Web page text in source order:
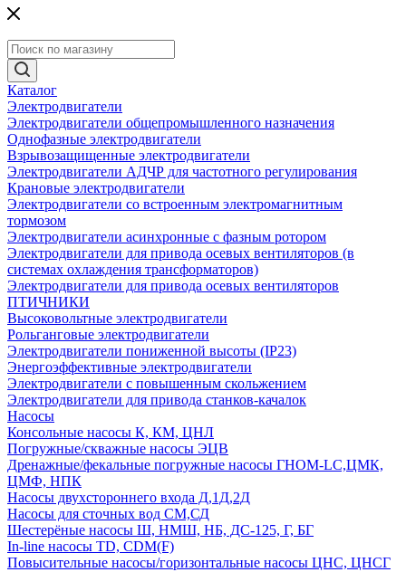
Каталог
Электродвигатели
Электродвигатели общепромышленного назначения
Однофазные электродвигатели
Взрывозащищенные электродвигатели
Электродвигатели АДЧР для частотного регулирования
Крановые электродвигатели
Электродвигатели со встроенным электромагнитным
тормозом
Электродвигатели асинхронные с фазным ротором
Электродвигатели для привода осевых вентиляторов (в
системах охлаждения трансформаторов)
Электродвигатели для привода осевых вентиляторов
ПТИЧНИКИ
Высоковольтные электродвигатели
Рольганговые электродвигатели
Электродвигатели пониженной высоты (IP23)
Энергоэффективные электродвигатели
Электродвигатели с повышенным скольжением
Электродвигатели для привода станков-качалок
Насосы
Консольные насосы К, КМ, ЦНЛ
Погружные/скважные насосы ЭЦВ
Дренажные/фекальные погружные насосы ГНОМ-LC,ЦМК,
ЦМФ, НПК
Насосы двухстороннего входа Д,1Д,2Д
Насосы для сточных вод СМ,СД
Шестерёные насосы Ш, НМШ, НБ, ДС-125, Г, БГ
In-line насосы TD, CDM(F)
Повысительные насосы/горизонтальные насосы ЦНС, ЦНСГ